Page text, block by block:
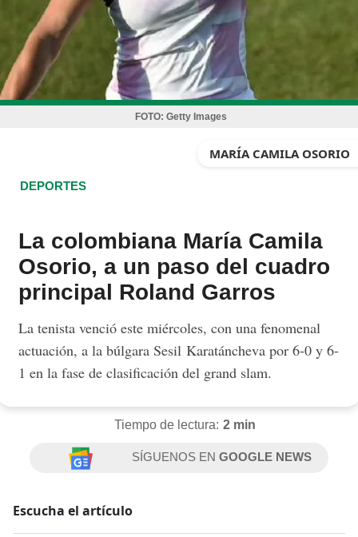
FOTO: Getty Images
MARÍA CAMILA OSORIO
DEPORTES
La colombiana María Camila
Osorio, a un paso del cuadro
principal Roland Garros
La tenista venció este miércoles, con una fenomenal
actuación, a la búlgara Sesil Karatáncheva por 6-0 y 6-
1 en la fase de clasificación del grand slam.
Tiempo de lectura: 2 min
SÍGUENOS ENGOOGLE NEWS
Escucha el artículo